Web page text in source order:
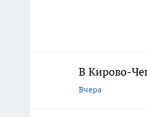
В Кирово-
Вчера